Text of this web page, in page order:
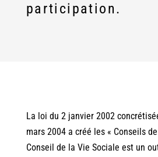
participation.
La loi du 2 janvier 2002
mars 2004 a créé les « Conseils
Conseil de la Vie Sociale est un